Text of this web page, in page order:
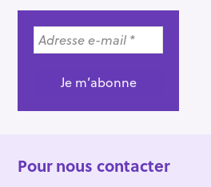
Pour nous contacter